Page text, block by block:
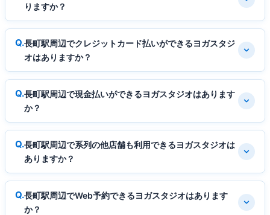
りますか？
長町駅周辺でクレジットカード払いができるヨガスタジ
オはありますか？
長町駅周辺で現金払いができるヨガスタジオはあります
か？
長町駅周辺で系列の他店舗も利用できるヨガスタジオは
ありますか？
長町駅周辺でWeb予約できるヨガスタジオはあります
か？